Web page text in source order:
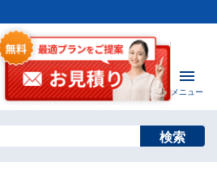
メニュー
検索